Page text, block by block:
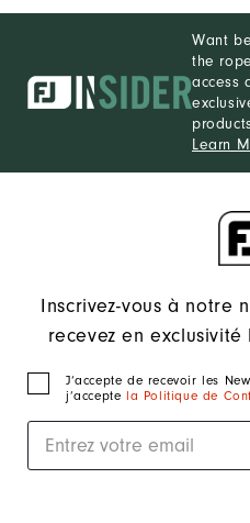
Want
the
access
Learn
Inscrivez-vous à notre
recevez en
J‘accepte de recevoir les
j’accepte la Politique de